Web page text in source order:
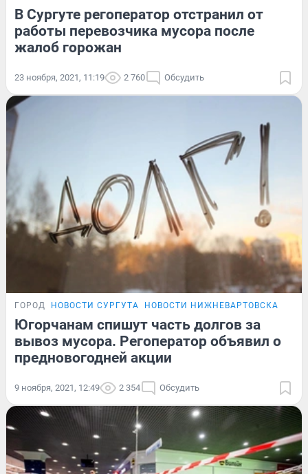
В Сургуте регоператор отстранил от
работы перевозчика мусора после
жалоб горожан
23 ноября, 2021, 11:19 2 760 Обсудить
ГОРОД НОВОСТИ СУРГУТА НОВОСТИ НИЖНЕВАРТОВСКА
Югорчанам спишут часть долгов за
вывоз мусора. Регоператор объявил о
предновогодней акции
9 ноября, 2021, 12:49 2 354 Обсудить